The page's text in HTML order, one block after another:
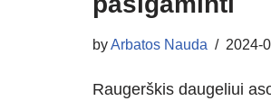
byArbatos Nauda 2024-
Raugerškis daugeliui